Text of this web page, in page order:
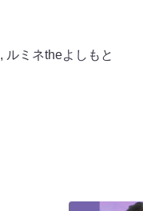
, ルミネtheよしもと